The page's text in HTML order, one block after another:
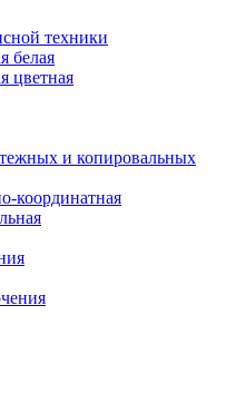
техники
белая
цветная
и копировальных
координатная